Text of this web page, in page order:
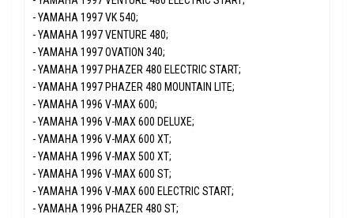
- YAMAHA 1997 VK 540;
- YAMAHA 1997 VENTURE 480;
- YAMAHA 1997 OVATION 340;
- YAMAHA 1997 PHAZER 480 ELECTRIC START;
- YAMAHA 1997 PHAZER 480 MOUNTAIN LITE;
- YAMAHA 1996 V-MAX 600;
- YAMAHA 1996 V-MAX 600 DELUXE;
- YAMAHA 1996 V-MAX 600 XT;
- YAMAHA 1996 V-MAX 500 XT;
- YAMAHA 1996 V-MAX 600 ST;
- YAMAHA 1996 V-MAX 600 ELECTRIC START;
- YAMAHA 1996 PHAZER 480 ST;